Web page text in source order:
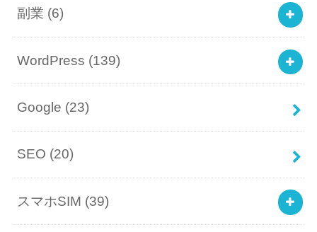
副業 (6)
WordPress (139)
Google (23)
SEO (20)
スマホSIM (39)